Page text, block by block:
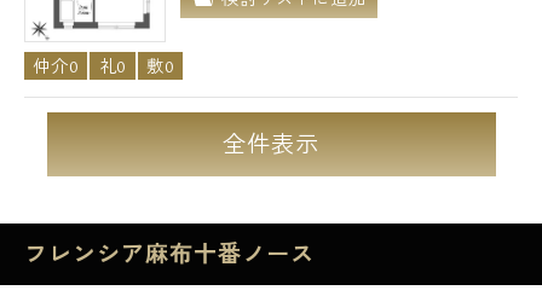
仲介0 礼0 敷0
全件表示
フレンシア麻布十番ノース